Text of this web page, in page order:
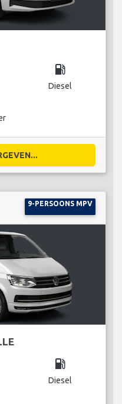
local_gas_station
Diesel
9-PERSOONS MPV
local_gas_station
Diesel